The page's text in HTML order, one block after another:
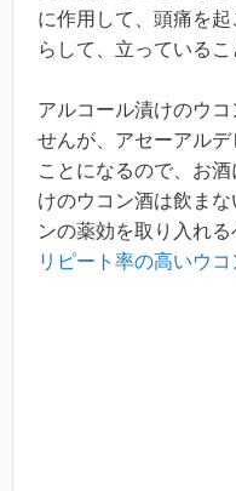
に作用して、頭痛を
らして、立っているこ
アルコール漬けのウ
せんが、アセーアル
ことになるので、お
けのウコン酒は飲ま
ンの薬効を取り入れる
リピート率の高いウコ